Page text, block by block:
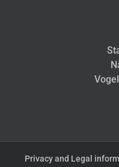
Privacy and Legal